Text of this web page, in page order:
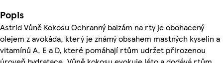
Popis
Astrid Vůně Kokosu Ochranný balzám na rty je obohacený
olejem z avokáda, který je známý obsahem mastných kyselin a
vitamínů A, E a D, které pomáhají rtům udržet přirozenou